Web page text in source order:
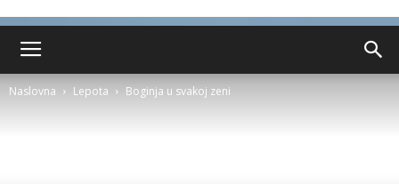
Naslovna Lepota Boginja u svakoj zeni